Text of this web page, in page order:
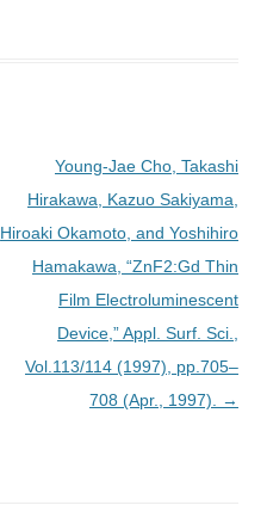
Young-Jae Cho, Takashi
Hirakawa, Kazuo Sakiyama,
Hiroaki Okamoto, and Yoshihiro
Hamakawa, “ZnF2:Gd Thin
Film Electroluminescent
Device,” Appl. Surf. Sci.,
Vol.113/114 (1997), pp.705–
708 (Apr., 1997).
→